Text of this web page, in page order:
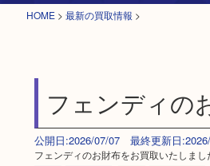
HOME > 最新の買取情報 >
フェンディの
公開日:2026/07/07 最終更新日
フェンディのお財布をお買取いたしま